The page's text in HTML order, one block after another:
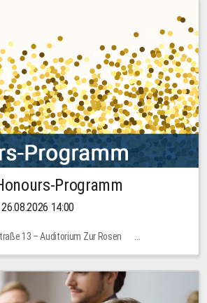
Programm
14:00
13 – Auditorium Zur Rosen